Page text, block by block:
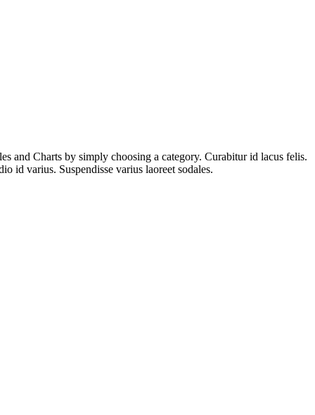
and Charts by simply choosing a category. Curabitur id lacus felis.
id varius. Suspendisse varius laoreet sodales.